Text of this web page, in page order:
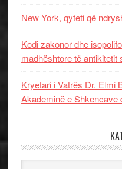
New York, qyteti që
Kodi zakonor dhe
madhështore të antikitetit
Kryetari i Vatrës Dr. Elmi
Akademinë e Shkencave